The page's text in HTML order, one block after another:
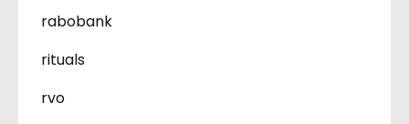
rabobank
rituals
rvo